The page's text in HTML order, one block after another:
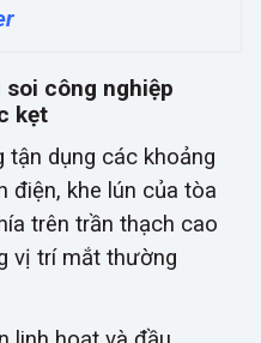
soi công nghiệp
kẹt
dụng các khoảng
điện, khe lún của tòa
trên trần thạch cao
vị trí mắt thường